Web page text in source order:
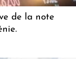
de la note